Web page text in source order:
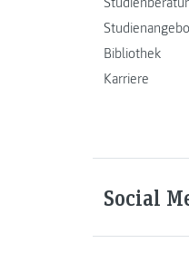
Bibliothek
Karriere
Social